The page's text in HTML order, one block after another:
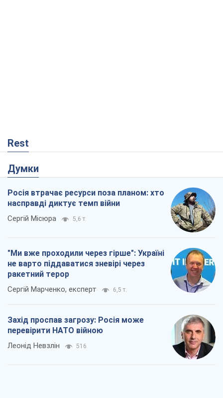
Rest
Думки
Росія втрачає ресурси поза планом: хто
насправді диктує темп війни
Сергій Місюра 5,6 т.
"Ми вже проходили через гірше": Україні
не варто піддаватися зневірі через
ракетний терор
Сергій Марченко, експерт 6,5 т.
Захід проспав загрозу: Росія може
перевірити НАТО війною
Леонід Невзлін 516